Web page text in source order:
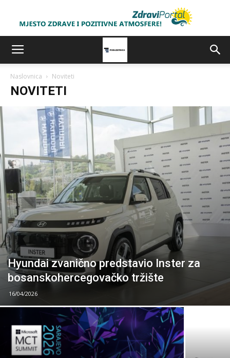
Naslovnica Noviteti
NOVITETI
Hyundai zvanično predstavio Inster za
bosanskohercegovačko tržište
16/04/2026